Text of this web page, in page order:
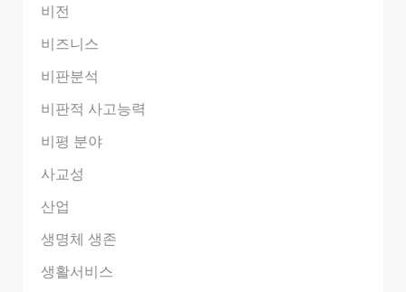
비전
비즈니스
비판분석
비판적 사고능력
비평 분야
사교성
산업
생명체 생존
생활서비스